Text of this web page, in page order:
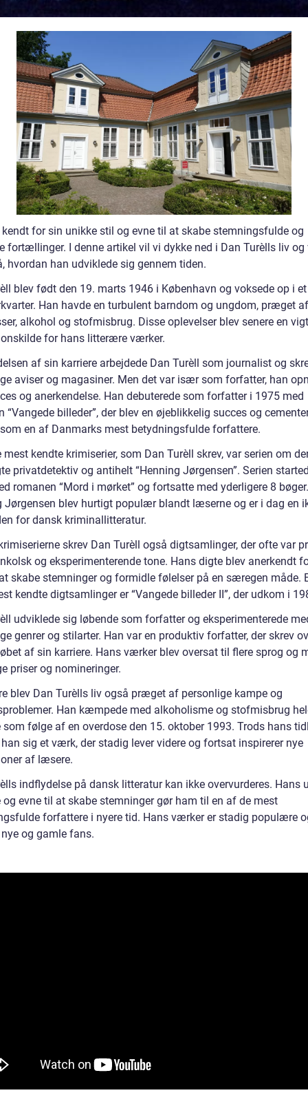
for sin unikke stil og evne til at skabe stemningsfulde og
fortællinger. I denne artikel vil vi dykke ned i Dan Turèlls liv og
hvordan han udviklede sig gennem tiden.
blev født den 19. marts 1946 i København og voksede op i et
Han havde en turbulent barndom og ungdom, præget af
alkohol og stofmisbrug. Disse oplevelser blev senere en
for hans litterære værker.
af sin karriere arbejdede Dan Turèll som journalist og
aviser og magasiner. Men det var især som forfatter, han
og anerkendelse. Han debuterede som forfatter i 1975 med
“Vangede billeder”, der blev en øjeblikkelig succes og
en af Danmarks mest betydningsfulde forfattere.
mest kendte krimiserier, som Dan Turèll skrev, var serien om
privatdetektiv og antihelt “Henning Jørgensen”. Serien
romanen “Mord i mørket” og fortsatte med yderligere 8 bøger.
Jørgensen blev hurtigt populær blandt læserne og er i dag en
for dansk kriminallitteratur.
skrev Dan Turèll også digtsamlinger, der ofte var
og eksperimenterende tone. Hans digte blev anerkendt
skabe stemninger og formidle følelser på en særegen måde.
kendte digtsamlinger er “Vangede billeder II”, der udkom i
udviklede sig løbende som forfatter og eksperimenterede
genrer og stilarter. Han var en produktiv forfatter, der skrev
af sin karriere. Hans værker blev oversat til flere sprog og
priser og nomineringer.
blev Dan Turèlls liv også præget af personlige kampe og
Han kæmpede med alkoholisme og stofmisbrug
som følge af en overdose den 15. oktober 1993. Trods hans
sig et værk, der stadig lever videre og fortsat inspirerer nye
af læsere.
indflydelse på dansk litteratur kan ikke overvurderes. Hans
og evne til at skabe stemninger gør ham til en af de mest
forfattere i nyere tid. Hans værker er stadig populære
og gamle fans.